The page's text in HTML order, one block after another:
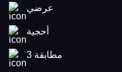
عرضي
أحجية
مطابقة 3